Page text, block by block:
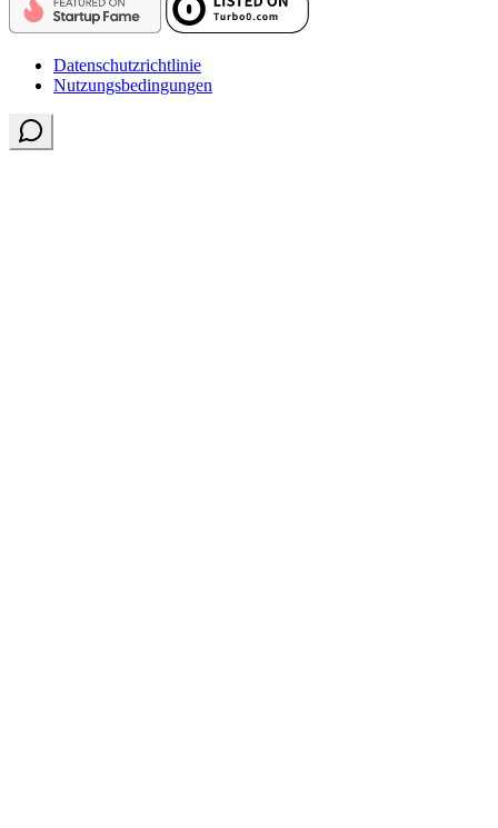
Datenschutzrichtlinie
Nutzungsbedingungen